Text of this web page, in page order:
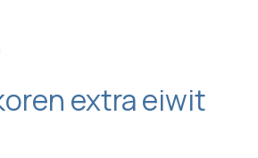
extra eiwit